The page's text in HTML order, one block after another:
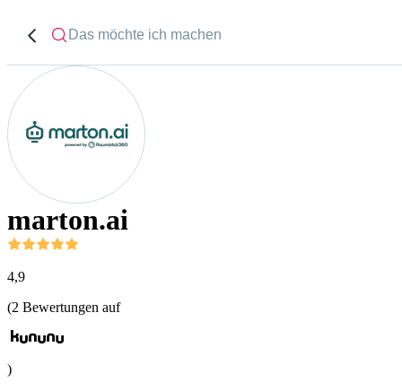
marton.ai
4,9
(2 Bewertungen auf
)